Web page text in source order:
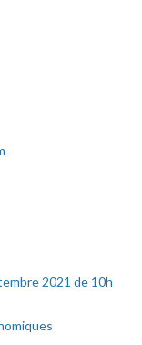
2021 de 10h